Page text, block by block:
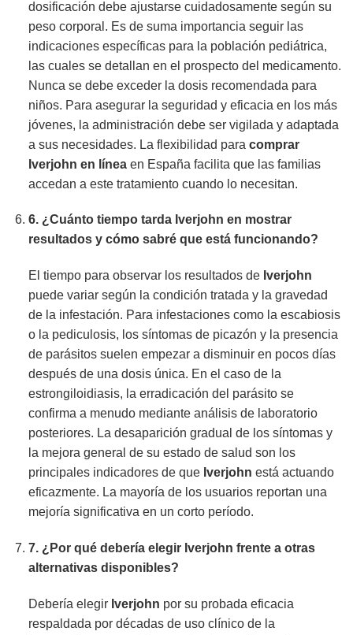
dosificación debe ajustarse cuidadosamente según su
peso corporal. Es de suma importancia seguir las
indicaciones específicas para la población pediátrica,
las cuales se detallan en el prospecto del medicamento.
Nunca se debe exceder la dosis recomendada para
niños. Para asegurar la seguridad y eficacia en los más
jóvenes, la administración debe ser vigilada y adaptada
a sus necesidades. La flexibilidad para comprar
Iverjohn en líneaen España facilita que las familias
accedan a este tratamiento cuando lo necesitan.
6. ¿Cuánto tiempo tarda Iverjohn en mostrar
resultados y cómo sabré que está funcionando?
El tiempo para observar los resultados de Iverjohn
puede variar según la condición tratada y la gravedad
de la infestación. Para infestaciones como la escabiosis
o la pediculosis, los síntomas de picazón y la presencia
de parásitos suelen empezar a disminuir en pocos días
después de una dosis única. En el caso de la
estrongiloidiasis, la erradicación del parásito se
confirma a menudo mediante análisis de laboratorio
posteriores. La desaparición gradual de los síntomas y
la mejora general de su estado de salud son los
principales indicadores de que Iverjohn está actuando
eficazmente. La mayoría de los usuarios reportan una
mejoría significativa en un corto período.
7. ¿Por qué debería elegir Iverjohn frente a otras
alternativas disponibles?
Debería elegir Iverjohn por su probada eficacia
respaldada por décadas de uso clínico de la